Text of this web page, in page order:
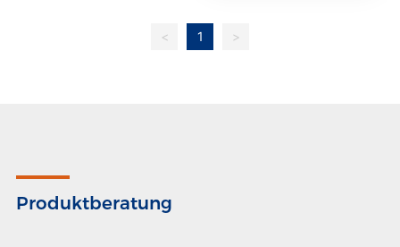
< 1 >
Produktberatung